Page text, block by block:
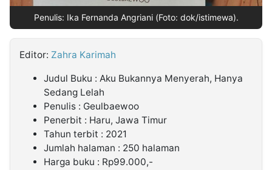
Kabarbaru.co
Penulis: Ika Fernanda Angriani (Foto: dok/istimewa).
Editor: Zahra Karimah
Judul Buku : Aku Bukannya Menyerah, Hanya
Sedang Lelah
Penulis : Geulbaewoo
Penerbit : Haru, Jawa Timur
Tahun terbit : 2021
Jumlah halaman : 250 halaman
Harga buku : Rp99.000,-